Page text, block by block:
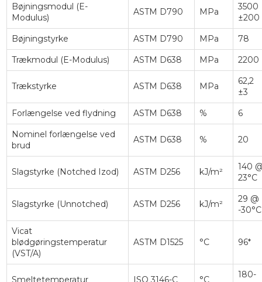
Bøjningsmodul (E-
Modulus)
ASTM D790 MPa
3500
±200
Bøjningstyrke
ASTM D790 MPa
78
Trækmodul (E-Modulus)
ASTM D638 MPa 2200
Trækstyrke ASTM D638 MPa
62,2
±3
Forlængelse ved flydning
ASTM D638 %
6
Nominel forlængelse ved
brud
ASTM D638 % 20
Slagstyrke (Notched Izod) ASTM D256 kJ/m²
140
23°C
Slagstyrke (Unnotched) ASTM D256 kJ/m²
29 @
-30°C
Vicat
blødgøringstemperatur
(VST/A)
ASTM D1525 °C 96*
Smeltetemperatur ISO 3146-C °C
180-